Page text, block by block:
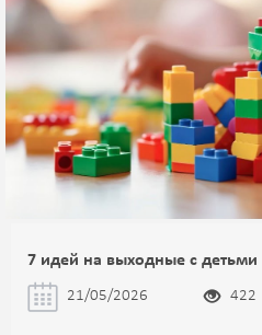
7 идей на выходные с детьми
21/05/2026 422